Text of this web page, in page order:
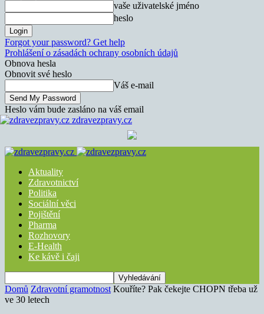
vaše uživatelské jméno
heslo
Forgot your password? Get help
Prohlášení o zásadách ochrany osobních údajů
Obnova hesla
Obnovit své heslo
Váš e-mail
Heslo vám bude zasláno na váš email
zdravezpravy.cz
Aktuality
Zdravotnictví
Politika
Sociální věci
Pojištění
Pharma
Rozhovory
E-Health
Ke kávě i čaji
Domů Zdravotní gramotnost Kouříte? Pak čekejte CHOPN třeba už
ve 30 letech